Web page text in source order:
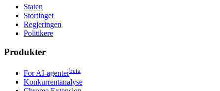
Staten
Stortinget
Regjeringen
Politikere
Produkter
For AI-agenterbeta
Konkurrentanalyse